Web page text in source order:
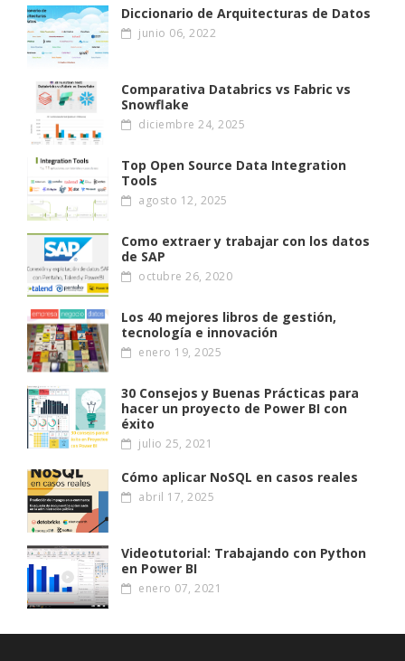
Diccionario de Arquitecturas de Datos
junio 06, 2022
Comparativa Databrics vs Fabric vs
Snowflake
diciembre 24, 2025
Top Open Source Data Integration
Tools
agosto 12, 2025
Como extraer y trabajar con los datos
de SAP
octubre 26, 2020
Los 40 mejores libros de gestión,
tecnología e innovación
enero 19, 2025
30 Consejos y Buenas Prácticas para
hacer un proyecto de Power BI con
éxito
julio 25, 2021
Cómo aplicar NoSQL en casos reales
abril 17, 2025
Videotutorial: Trabajando con Python
en Power BI
enero 07, 2021